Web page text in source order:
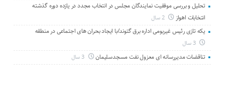
تحلیل و بررسی موفقیت نمایندگان مجلس در انتخاب مجدد در یازده دوره گذشته
انتخابات اهواز
2 سال
یکه تازی رئیس غیربومی اداره برق گتوند/با ایجاد بحران های اجتماعی در منطقه
3 سال
تناقضات مدیررسانه ای معزول نفت مسجدسلیمان 3 سال